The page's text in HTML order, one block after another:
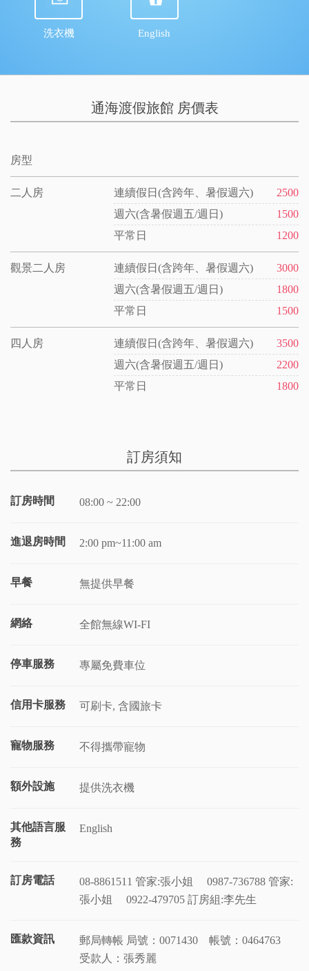
洗衣機 English
通海渡假旅館 房價表
房型
二人房 連續假日(含跨年、暑假週六)
2500
週六(含暑假週五/週日)
1500
平常日
1200
觀景二人房 連續假日(含跨年、暑假週六)
3000
週六(含暑假週五/週日)
1800
平常日
1500
四人房 連續假日(含跨年、暑假週六)
3500
週六(含暑假週五/週日)
2200
平常日
1800
訂房須知
訂房時間 08:00 ~ 22:00
進退房時間 2:00 pm~11:00 am
早餐 無提供早餐
網絡 全館無線WI-FI
停車服務 專屬免費車位
信用卡服務 可刷卡, 含國旅卡
寵物服務 不得攜帶寵物
額外設施 提供洗衣機
其他語言服
務
English
訂房電話 08-8861511 管家:張小姐
0987-736788 管家:
張小姐
0922-479705 訂房組:李先生
匯款資訊
郵局轉帳 局號：0071430 帳號：0464763
受款人：張秀麗